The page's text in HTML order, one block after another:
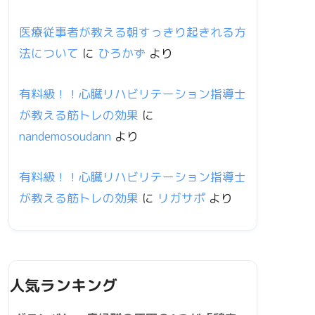
医療従事者が教える朝すっきり起きれる方
法について に ひろかず より
有料級！！心臓リハビリテーション指導士
が教える筋トレの効果 に
nandemosoudann より
有料級！！心臓リハビリテーション指導士
が教える筋トレの効果 に リガサポ より
人気ランキング